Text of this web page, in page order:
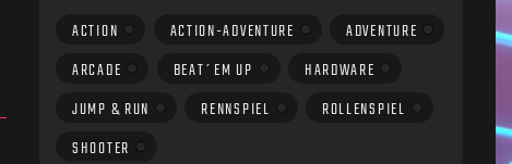
ACTION ACTION-ADVENTURE
ADVENTURE
ARCADE
BEAT´EM UP
HARDWARE
JUMP & RUN
RENNSPIEL
ROLLENSPIEL
SHOOTER